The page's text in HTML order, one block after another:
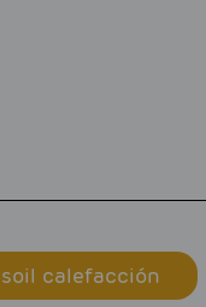
calefacción